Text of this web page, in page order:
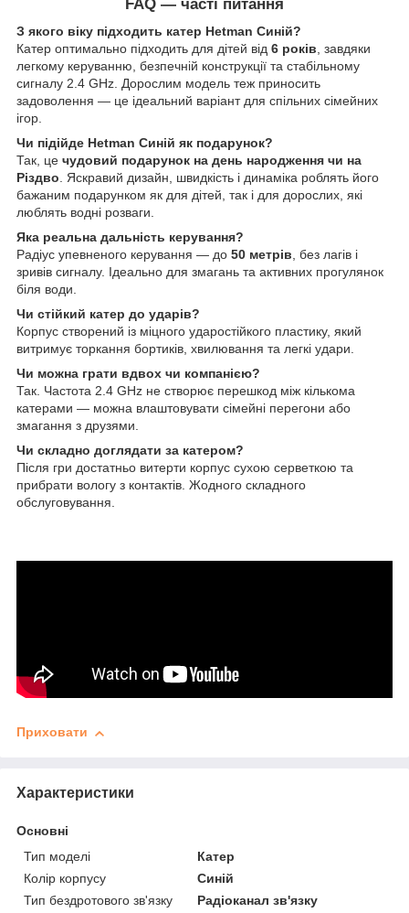
FAQ — часті питання
З якого віку підходить катер Hetman Синій?
Катер оптимально підходить для дітей від 6 років, завдяки
легкому керуванню, безпечній конструкції та стабільному
сигналу 2.4 GHz. Дорослим модель теж приносить
задоволення — це ідеальний варіант для спільних сімейних
ігор.
Чи підійде Hetman Синій як подарунок?
Так, це чудовий подарунок на день народження чи на
Різдво. Яскравий дизайн, швидкість і динаміка роблять його
бажаним подарунком як для дітей, так і для дорослих, які
люблять водні розваги.
Яка реальна дальність керування?
Радіус упевненого керування — до 50 метрів, без лагів і
зривів сигналу. Ідеально для змагань та активних прогулянок
біля води.
Чи стійкий катер до ударів?
Корпус створений із міцного ударостійкого пластику, який
витримує торкання бортиків, хвилювання та легкі удари.
Чи можна грати вдвох чи компанією?
Так. Частота 2.4 GHz не створює перешкод між кількома
катерами — можна влаштовувати сімейні перегони або
змагання з друзями.
Чи складно доглядати за катером?
Після гри достатньо витерти корпус сухою серветкою та
прибрати вологу з контактів. Жодного складного
обслуговування.
Приховати
Характеристики
Основні
Тип моделі
Катер
Колір корпусу
Синій
Тип бездротового зв'язку
Радіоканал зв'язку